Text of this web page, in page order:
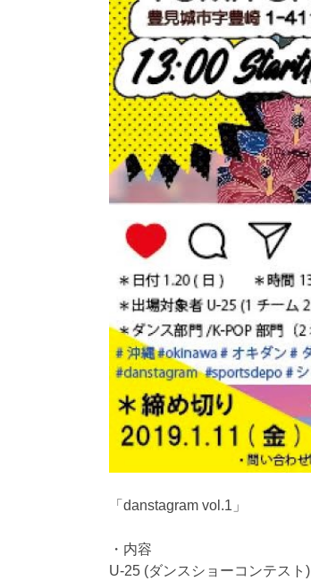
「danstagram vol.1」
・内容
U-25 (ダンスショーコンテスト)